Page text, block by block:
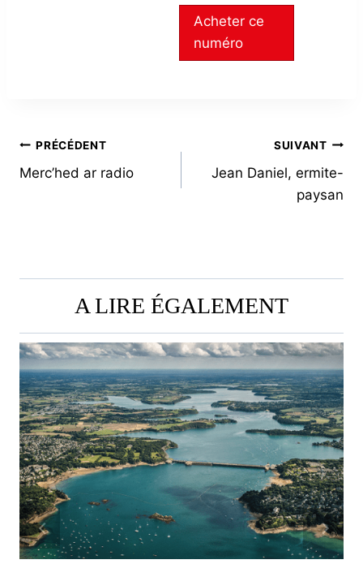
Acheter ce
numéro
NAVIGATION
DE
PRÉCÉDENT
Merc’hed ar radio
SUIVANT
Jean Daniel, ermite-
paysan
A LIRE ÉGALEMENT